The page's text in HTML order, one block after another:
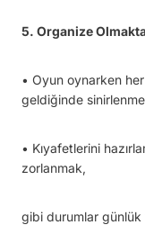
5. Organize
• Oyun oynarken
geldiğinde
• Kıyafetlerini
zorlanmak,
gibi durumlar günlük